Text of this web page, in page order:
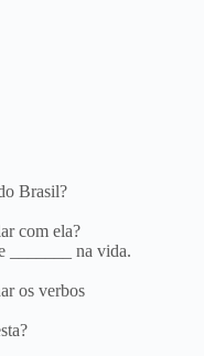
Brasil?
com ela?
_______ na vida.
os verbos